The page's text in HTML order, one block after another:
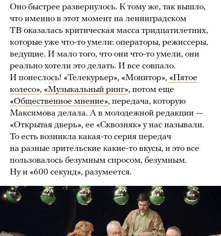
Оно быстрее развернулось. К тому же, так вышло,
что именно в этот момент на ленинградском
ТВ оказалась критическая масса тридцатилетних,
которые уже что-то умели: операторы, режиссеры,
ведущие. И мало того, что они что-то умели, они
реально хотели это делать. И все совпало.
И понеслось! «Телекурьер», «Монитор», «Пятое
колесо», «Музыкальный ринг», потом еще
«Общественное мнение», передача, которую
Максимова делала. А в молодежной редакции —
«Открытая дверь», ее «Сквозняк» у нас называли.
То есть возникла какая-то серия передач
на разные зрительские какие-то вкусы, и это все
пользовалось безумным спросом, безумным.
Ну и «600 секунд», разумеется.